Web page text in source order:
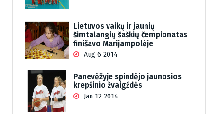
Lietuvos vaikų ir jaunių
šimtalangių šaškių čempionatas
finišavo Marijampolėje
Aug 6 2014
Panevėžyje spindėjo jaunosios
krepšinio žvaigždės
Jan 12 2014